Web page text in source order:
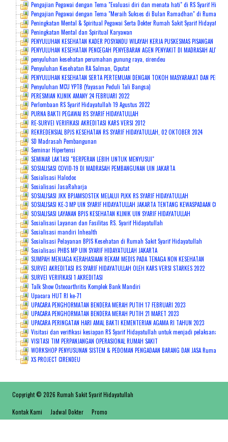
Pengajian Pegawai dengan Tema "Evaluasi diri dan menata hati" di RS Syarif
Pengajian Pegawai dengan Tema "Meraih Sukses di Bulan Ramadhan" di Rumah
Peningkatan Mental & Spiritual Pegawai Serta Dokter Rumah Sakit Syarif Hidayatullah
Peningkatan Mental dan Spiritual Karyawan
PENYULUHAN KESEHATAN KADER POSYANDU WILAYAH KERJA PUSKESMAS PISANGAN
PENYULUHAN KESEHATAN PENCEGAH PENYEBARAN AGEN PENYAKIT DI MADRASAH
penyuluhan kesehatan perumahan gunung raya, cirendeu
Penyuluhan Kesehatan RA Salman, Ciputat
PENYULUHAN KESEHATAN SERTA PERTEMUAN DENGAN TOKOH MASYARAKAT DAN
Penyuluhan MCU YPTB (Yayasan Peduli Tali Bangsa)
PERESMIAN KLINIK AMANY 24 FEBRUARI 2022
Perlombaan RS Syarif Hidayatullah 19 Agustus 2022
PURNA BAKTI PEGAWAI RS SYARIF HIDAYATULLAH
RE-SURVEI VERIFIKASI AKREDITASI KARS VERSI 2012
REKREDENSIAL BPJS KESEHATAN RS SYARIF HIDAYATULLAH, 02 OKTOBER 2024
SD Madrasah Pembangunan
Seminar Hipertensi
SEMINAR LAKTASI "BERPERAN LEBIH UNTUK MENYUSUI"
SOSIALISASI COVID-19 DI MADRASAH PEMBANGUNAN UIN JAKARTA
Sosialisasi Halodoc
Sosialisasi JasaRaharja
SOSIALISASI JKK BPJAMSOSTEK MELALUI PLKK RS SYARIF HIDAYATULLAH
SOSIALISASI KE-3 MP UIN SYARIF HIDAYATULLAH JAKARTA TENTANG KEWASPADAAN
SOSIALISASI LAYANAN BPJS KESEHATAN KLINIK UIN SYARIF HIDAYATULLAH
Sosialisasi Layanan dan Fasilitas RS. Syarif Hidayatullah
Sosialisasi mandiri Inhealth
Sosialisasi Pelayanan BPJS Kesehatan di Rumah Sakit Syarif Hidayatullah
Sosialisasi PHBS MP UIN SYARIF HIDAYATULLAH JAKARTA
SUMPAH MENJAGA KERAHASIAAN REKAM MEDIS PADA TENAGA NON KESEHATAN
SURVEI AKREDITASI RS SYARIF HIDAYATULLAH OLEH KARS VERSI STARKES 2022
SURVEI VERIFIKASI 1 AKREDITASI
Talk Show Osteoarthritis Komplek Bank Mandiri
Upacara HUT RI ke-71
UPACARA PENGHORMATAN BENDERA MERAH PUTIH 17 FEBRUARI 2023
UPACARA PENGHORMATAN BENDERA MERAH PUTIH 21 MARET 2023
UPACARA PERINGATAN HARI AMAL BAKTI KEMENTERIAN AGAMA RI TAHUN 2023
Visitasi dan verifikasi kesiapan RS Syarif Hidayatullah untuk menjadi pelaksana
VISITASI TIM PERPANJANGAN OPERASIONAL RUMAH SAKIT
WORKSHOP PENYUSUNAN SISTEM & PEDOMAN PENGADAAN BARANG DAN JASA
XS PROJECT CIRENDEU
Copyright © 2026 Rumah Sakit Syarif Hidayatullah
Kontak Kami Jadwal Dokter Promo